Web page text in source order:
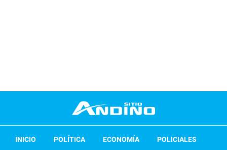
INICIO POLÍTICA ECONOMÍA
POLICIALES